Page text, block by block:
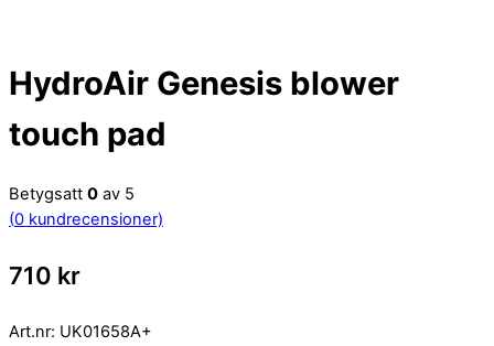
HydroAir Genesis blower
touch pad
Betygsatt 0 av 5
(0 kundrecensioner)
710 kr
Art.nr: UK01658A+